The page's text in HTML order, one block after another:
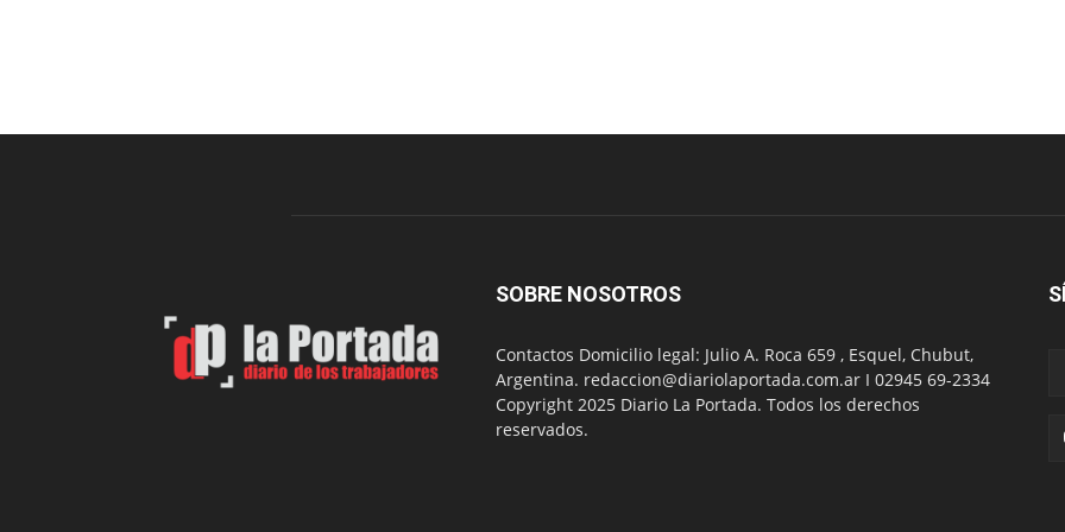
SOBRE NOSOTROS
Contactos Domicilio legal: Julio A. Roca 659 , Esquel, Chubut,
Argentina. redaccion@diariolaportada.com.ar I 02945 69-2334
Copyright 2025 Diario La Portada. Todos los derechos
reservados.